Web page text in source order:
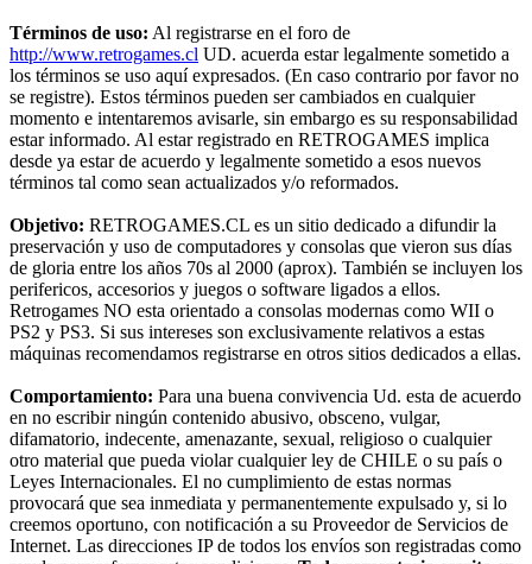
Términos de uso: Al registrarse en el foro de
http://www.retrogames.cl UD. acuerda estar legalmente sometido a
los términos se uso aquí expresados. (En caso contrario por favor no
se registre). Estos términos pueden ser cambiados en cualquier
momento e intentaremos avisarle, sin embargo es su responsabilidad
estar informado. Al estar registrado en RETROGAMES implica
desde ya estar de acuerdo y legalmente sometido a esos nuevos
términos tal como sean actualizados y/o reformados.
Objetivo: RETROGAMES.CL es un sitio dedicado a difundir la
preservación y uso de computadores y consolas que vieron sus días
de gloria entre los años 70s al 2000 (aprox). También se incluyen los
perifericos, accesorios y juegos o software ligados a ellos.
Retrogames NO esta orientado a consolas modernas como WII o
PS2 y PS3. Si sus intereses son exclusivamente relativos a estas
máquinas recomendamos registrarse en otros sitios dedicados a ellas.
Comportamiento: Para una buena convivencia Ud. esta de acuerdo
en no escribir ningún contenido abusivo, obsceno, vulgar,
difamatorio, indecente, amenazante, sexual, religioso o cualquier
otro material que pueda violar cualquier ley de CHILE o su país o
Leyes Internacionales. El no cumplimiento de estas normas
provocará que sea inmediata y permanentemente expulsado y, si lo
creemos oportuno, con notificación a su Proveedor de Servicios de
Internet. Las direcciones IP de todos los envíos son registradas como